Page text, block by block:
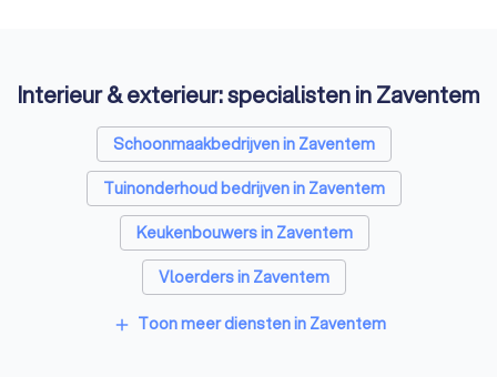
Interieur & exterieur: specialisten in Zaventem
Schoonmaakbedrijven in Zaventem
Tuinonderhoud bedrijven in Zaventem
Keukenbouwers in Zaventem
Vloerders in Zaventem
add Toon meer diensten in Zaventem